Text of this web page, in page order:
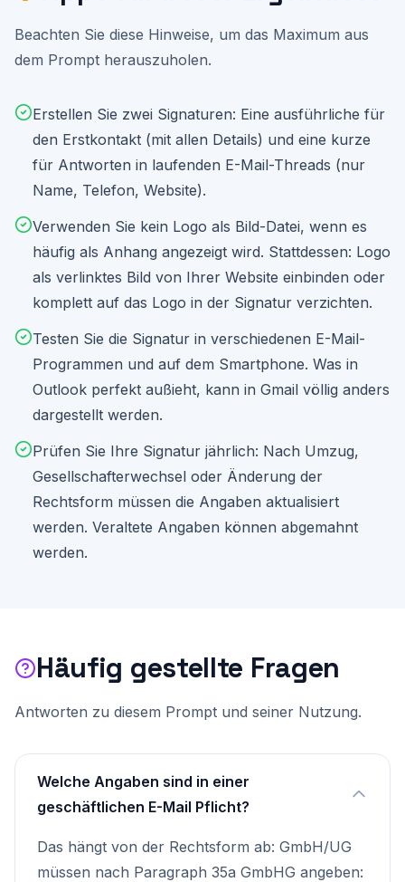
1. Extras > Konten-Einstellungen
2. Konto auswaehlen
3. "HTML-Signatur verwenden" aktivieren
- Signatur-Länge: Maximal 6-8 Zeilen
Hauptinformation
- Keine großen Bilder (verlangsamen den E-Mail-
Empfang, werden oft geblockt)
- Logo als verlinktes Bild mit Alt-Text (für
den Fall, dass Bilder geblockt werden)
Signatur lesbar sein
- Verschiedene Signaturen: Eine ausführliche
für Erstkontakt, eine kurze für Antworten
- Jährlich prüfen: Stimmen alle Angaben noch
(besonders nach Umzug, Gesellschafterwechsel)?
Weise darauf hin, dass fehlende Pflichtangaben
können und bei Kapitalgesellschaften ein
Bußgeld bis 5.000 EUR droht (Paragraph 35a
GmbHG).
Beachten Sie diese Hinweise, um das Maximum aus
dem Prompt herauszuholen.
Erstellen Sie zwei Signaturen: Eine ausführliche für
den Erstkontakt (mit allen Details) und eine kurze
für Antworten in laufenden E-Mail-Threads (nur
Name, Telefon, Website).
Verwenden Sie kein Logo als Bild-Datei, wenn es
häufig als Anhang angezeigt wird. Stattdessen: Logo
als verlinktes Bild von Ihrer Website einbinden oder
komplett auf das Logo in der Signatur verzichten.
Testen Sie die Signatur in verschiedenen E-Mail-
Programmen und auf dem Smartphone. Was in
Outlook perfekt außieht, kann in Gmail völlig anders
dargestellt werden.
Prüfen Sie Ihre Signatur jährlich: Nach Umzug,
Gesellschafterwechsel oder Änderung der
Rechtsform müssen die Angaben aktualisiert
werden. Veraltete Angaben können abgemahnt
werden.
Häufig gestellte Fragen
Antworten zu diesem Prompt und seiner Nutzung.
Welche Angaben sind in einer
geschäftlichen E-Mail Pflicht?
Das hängt von der Rechtsform ab: GmbH/UG
müssen nach Paragraph 35a GmbHG angeben: